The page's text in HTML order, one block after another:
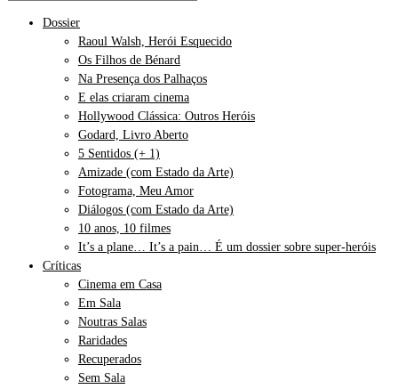
Dossier
Raoul Walsh, Herói Esquecido
Os Filhos de Bénard
Na Presença dos Palhaços
E elas criaram cinema
Hollywood Clássica: Outros Heróis
Godard, Livro Aberto
5 Sentidos (+ 1)
Amizade (com Estado da Arte)
Fotograma, Meu Amor
Diálogos (com Estado da Arte)
10 anos, 10 filmes
It’s a plane… It’s a pain… É um dossier sobre super-heróis
Críticas
Cinema em Casa
Em Sala
Noutras Salas
Raridades
Recuperados
Sem Sala